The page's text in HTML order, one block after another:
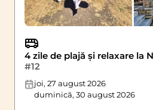
4 zile de plajă și relaxare la
#12
joi, 27 august 2026
duminică, 30 august 2026